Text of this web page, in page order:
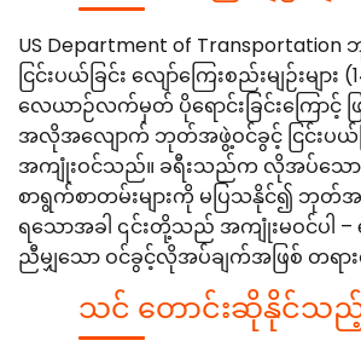
US Department of
ငြင်းပယ်ခြင်း လျော်ကြေးစည်းမျဉ်းမျာ
လေယာဉ်လက်မှတ် ပိုရောင်းခြင်းကြောင့် ဖ
အလိုအလျောက် ဘုတ်အဖွဲ့ဝင်ခွင့် ငြင်းပ
အကျုံးဝင်သည်။ ခရီးသည်က လိုအပ်သော
စာရွက်စာတမ်းများကို မပြသနိုင်၍ ဘုတ်အ
ရသောအခါ ၎င်းတို့သည် အကျုံးမဝင်ပါ –
ညီမျှသော ဝင်ခွင့်လိုအပ်ချက်အဖြစ် တရ
သင် တောင်းဆိုနိုင်သ